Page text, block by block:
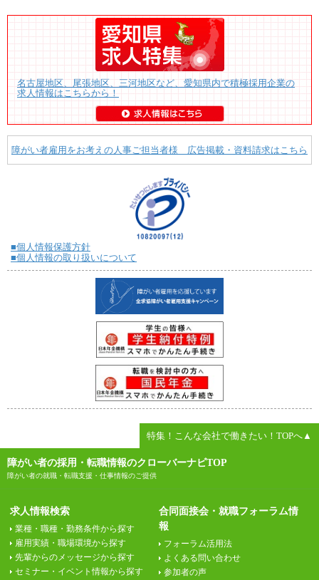
名古屋地区、尾張地区、三河地区など、愛知県内で積極採用企業の
求人情報はこちらから！
障がい者雇用をお考えの人事ご担当者様 広告掲載・資料請求はこちら
■個人情報保護方針
■個人情報の取り扱いについて
特集！こんな会社で働きたい！TOPへ▲
障がい者の採用・転職情報のクローバーナビTOP
障がい者の就職・転職支援・仕事情報のご提供
求人情報検索
業種・職種・勤務条件から探す
雇用実績・職場環境から探す
先輩からのメッセージから探す
セミナー・イベント情報から探す
合同面接会・就職フォーラム情
報
フォーラム活用法
よくある問い合わせ
参加者の声